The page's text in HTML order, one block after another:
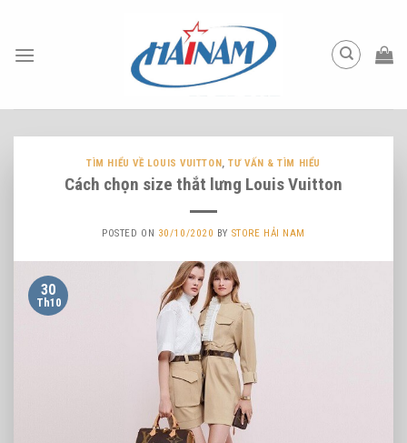
content
TÌM HIỂU VỀ LOUIS VUITTON,TƯ VẤN & TÌM HIỂU
Cách chọn size thắt lưng Louis Vuitton
POSTED ON 30/10/2020 BY STORE HẢI NAM
30
Th10